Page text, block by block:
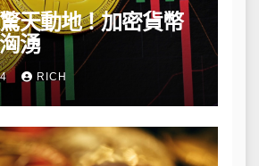
天動地！加密貨幣
湧
RICH